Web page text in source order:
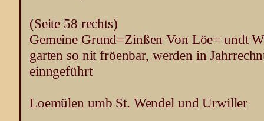
(Seite 58 rechts)
Gemeine Grund=Zinßen Von Löe= undt
garten so nit fröenbar, werden in
einngeführt
Loemülen umb St. Wendel und Urwiller